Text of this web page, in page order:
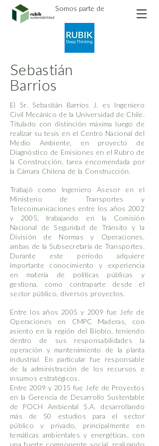
Somos parte de
Sebastián
Barrios
El Sr. Sebastián Barrios J. es Ingeniero
Civil Mecánico de la Universidad de Chile.
Titulado con distinción máxima luego de
realizar su tesis en el Centro Nacional del
Medio Ambiente, en proyecto de
Diagnóstico de Emisiones en el Rubro de
la Construcción, tarea encomendada por
la Cámara Chilena de la Construcción.
Trabajó como Ingeniero Asesor en el
Ministerio de Transportes y
Telecomunicaciones entre los años 2002
y 2005, trabajando en la Comisión
Nacional de Seguridad de Tránsito y la
División de Normas y Operaciones,
ambas de la Subsecretaría de Transportes.
Durante este período adquiere
importante conocimiento y experiencia
en materia de políticas públicas y
gestiona, como contraparte desde el
sector público, diversos proyectos.
Entre los años 2005 y 2009 fue Jefe de
Operaciones en CMPC Maderas, con
asiento en la región del Biobío, teniendo
dentro de sus responsabilidades la
operación y mantenimiento de la planta
industrial. En particular fue responsable
de la administración de los recursos e
insumos estratégicos.
Entre 2009 y 2015 fue Jefe de Proyectos
en la Gerencia de Desarrollo Sustentable
de POCH Ambiental S.A. desarrollando
más de 50 estudios para el sector
público y privado, principalmente en
temáticas ambientales y energéticas, con